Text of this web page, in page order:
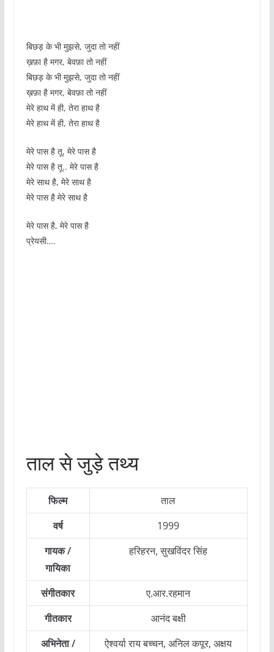
बिछड़ के भी मुझसे, जुदा तो नहीं
ख़फ़ा है मगर, बेवफ़ा तो नहीं
बिछड़ के भी मुझसे, जुदा तो नहीं
ख़फ़ा है मगर, बेवफ़ा तो नहीं
मेरे हाथ में ही, तेरा हाथ है
मेरे हाथ में ही, तेरा हाथ है
मेरे पास है तू, मेरे पास है
मेरे पास है तू.. मेरे पास है
मेरे साथ है, मेरे साथ है
मेरे पास है मेरे साथ है
मेरे पास है, मेरे पास है
प्रेयसी….
ताल से जुड़े तथ्य
फिल्म
ताल
वर्ष
1999
गायक /
गायिका
हरिहरन, सुखविंदर सिंह
संगीतकार
ए.आर.रहमान
गीतकार
आनंद बक्षी
अभिनेता /
ऐश्वर्या राय बच्चन, अनिल कपूर, अक्षय